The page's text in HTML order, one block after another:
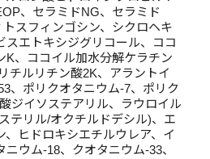
、セラミドNG、セラミド
スフィンゴシン、シクロヘキ
スエトキシジグリコール、ココ
K、ココイル加水分解ケラチン
チルリチン酸2K、アラントイ
、ポリクオタニウム-7、ポリク
ジイソステアリル、ラウロイル
テリル/オクチルドデシル)、エ
、ヒドロキシエチルウレア、イ
ウム-18、クオタニウム-33、